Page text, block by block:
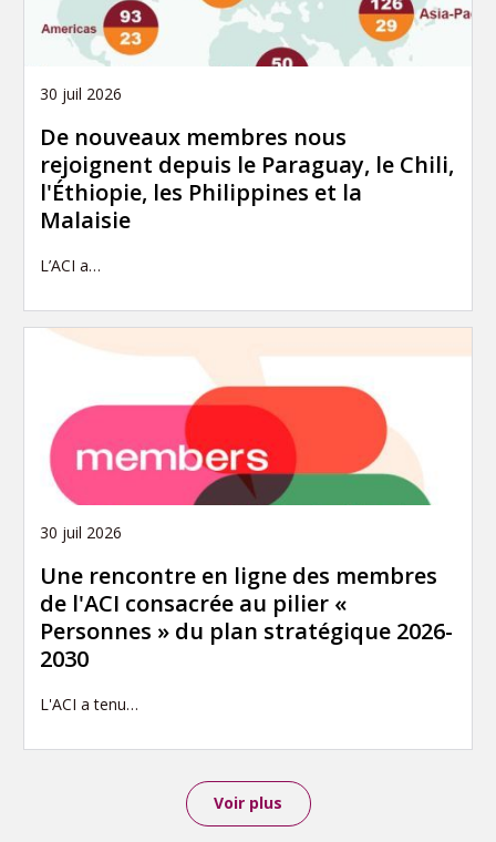
30 juil 2026
De nouveaux membres nous
rejoignent depuis le Paraguay, le Chili,
l'Éthiopie, les Philippines et la
Malaisie
L’ACI a…
30 juil 2026
Une rencontre en ligne des membres
de l'ACI consacrée au pilier «
Personnes » du plan stratégique 2026-
2030
L'ACI a tenu…
Voir plus